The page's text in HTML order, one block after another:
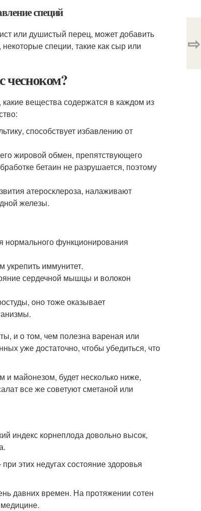
специй
или душистый перец, может добавить
специи, такие как сыр или
чесноком?
вещества содержатся в каждом из
способствует избавлению от
жировой обмен, препятствующего
бетаин не разрушается, поэтому
атеросклероза, налаживают
железы.
функционирования
иммунитет.
сердечной мышцы и волокон
оно тоже оказывает
и о том, чем полезна вареная или
уже достаточно, чтобы убедиться, что
и майонезом, будет несколько ниже,
все же советуют сметаной или
индекс корнеплода довольно высок,
этих недугах состояние здоровья
давних времен. На протяжении сотен
⇨